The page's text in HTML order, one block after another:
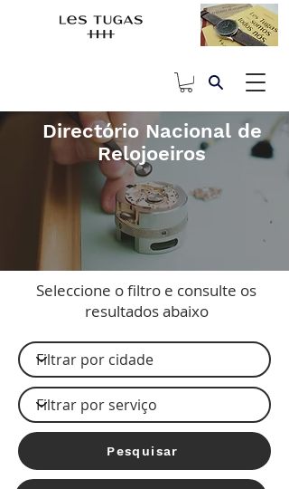
Directório Nacional de
Relojoeiros
Seleccione o filtro e consulte os
resultados abaixo
Pesquisar